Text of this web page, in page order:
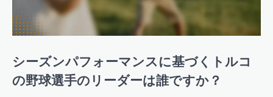
シーズンパフォーマンスに基づくトルコ
の野球選手のリーダーは誰ですか？